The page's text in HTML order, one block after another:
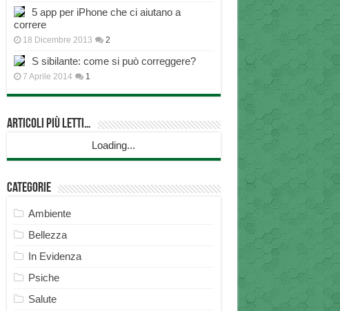
5 app per iPhone che ci aiutano a
correre
18 Dicembre 2013 2
S sibilante: come si può correggere?
7 Aprile 2014 1
Articoli più Letti…
Loading...
Categorie
Ambiente
Bellezza
In Evidenza
Psiche
Salute